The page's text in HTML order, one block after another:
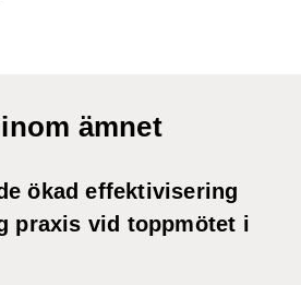
ämnet
ökad effektivisering
praxis vid toppmötet i